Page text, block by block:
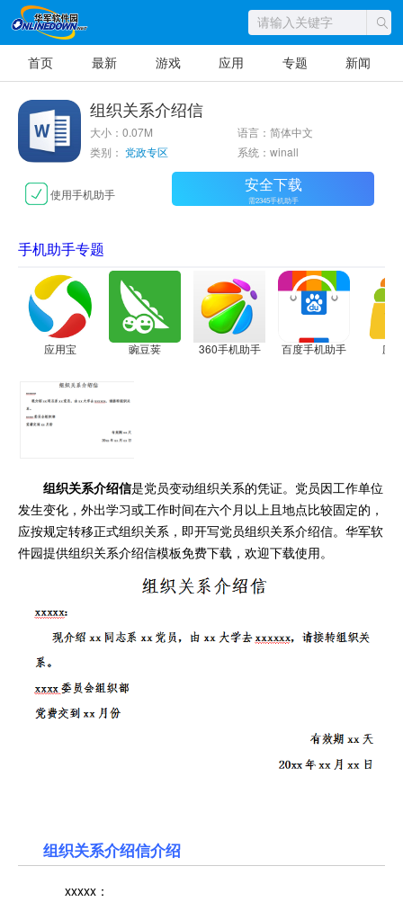
首页 最新 游戏 应用 专题 新闻
组织关系介绍信
大小：0.07M
语言：简体中文
类别： 党政专区 系统：winall
使用手机助手 安全下载
需2345手机助手
手机助手专题
应用宝 豌豆荚 360手机助手 百度手机助手 应
组织关系介绍信是党员变动组织关系的凭证。党员因工作单位
发生变化，外出学习或工作时间在六个月以上且地点比较固定的，
应按规定转移正式组织关系，即开写党员组织关系介绍信。华军软
件园提供组织关系介绍信模板免费下载，欢迎下载使用。
组织关系介绍信介绍
xxxxx：